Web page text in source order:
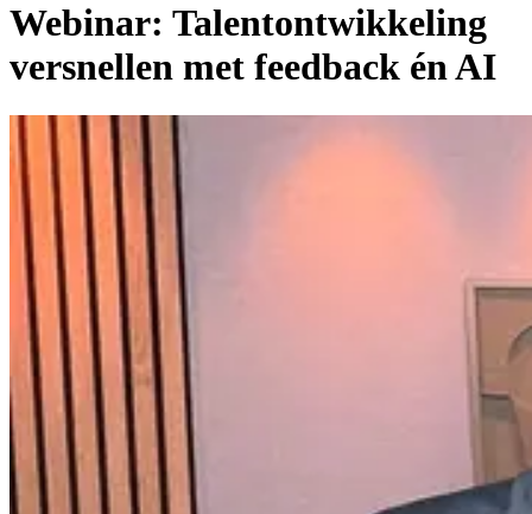
Webinar: Talentontwikkeling
versnellen met feedback én AI